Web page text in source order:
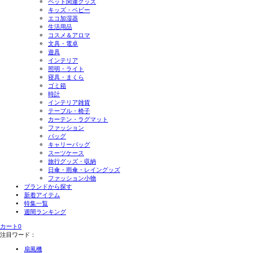
ペット関連グッズ
キッズ・ベビー
エコ加湿器
生活用品
コスメ＆アロマ
文具・電卓
遊具
インテリア
照明・ライト
寝具・まくら
ゴミ箱
時計
インテリア雑貨
テーブル・椅子
カーテン・ラグマット
ファッション
バッグ
キャリーバッグ
スーツケース
旅行グッズ・収納
日傘・雨傘・レイングッズ
ファッション小物
ブランドから探す
新着アイテム
特集一覧
週間ランキング
カート0
注目ワード：
扇風機